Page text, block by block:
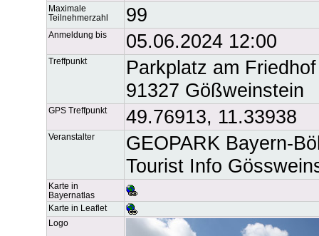
Maximale
Teilnehmerzahl
99
Anmeldung bis 05.06.2024 12:00
Treffpunkt
Parkplatz am
91327 Gößweinstein
GPS Treffpunkt 49.76913, 11.33938
Veranstalter
GEOPARK Bayern-
Tourist Info
Karte in
Bayernatlas
Karte in Leaflet
Logo